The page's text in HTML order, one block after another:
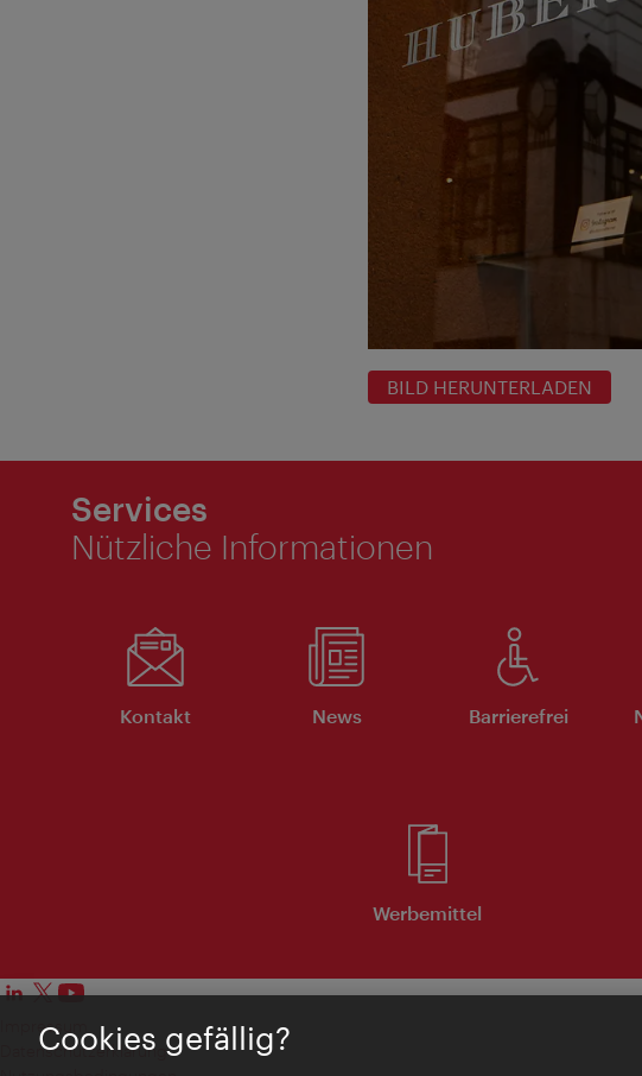
BILD HERUNTERLADEN
Services
Nützliche Informationen
Kontakt News Barrierefrei
Werbemittel
Impressum
Datenschutzerklärung
Cookies gefällig?